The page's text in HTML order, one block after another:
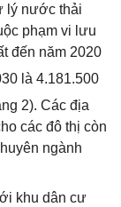
lý nước thải
phạm vi lưu
đến năm 2020
là 4.181.500
2). Các địa
các đô thị còn
ngành
khu dân cư